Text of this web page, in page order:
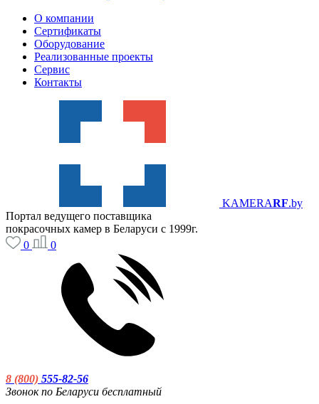
О компании
Сертификаты
Оборудование
Реализованные проекты
Сервис
Контакты
KAMERARF.by
Портал ведущего поставщика
покрасочных камер в Беларуси с 1999г.
0
0
8 (800) 555-82-56
Звонок по Беларуси бесплатный